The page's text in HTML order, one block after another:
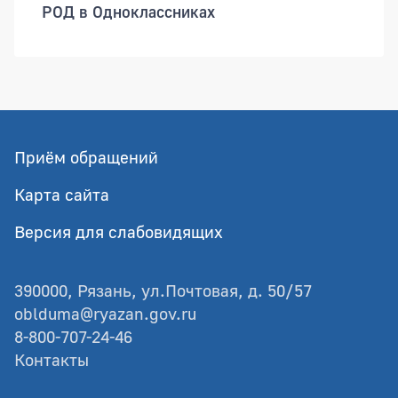
РОД в Одноклассниках
Приём обращений
Карта сайта
Версия для слабовидящих
390000, Рязань, ул.Почтовая, д. 50/57
oblduma@ryazan.gov.ru
8-800-707-24-46
Контакты